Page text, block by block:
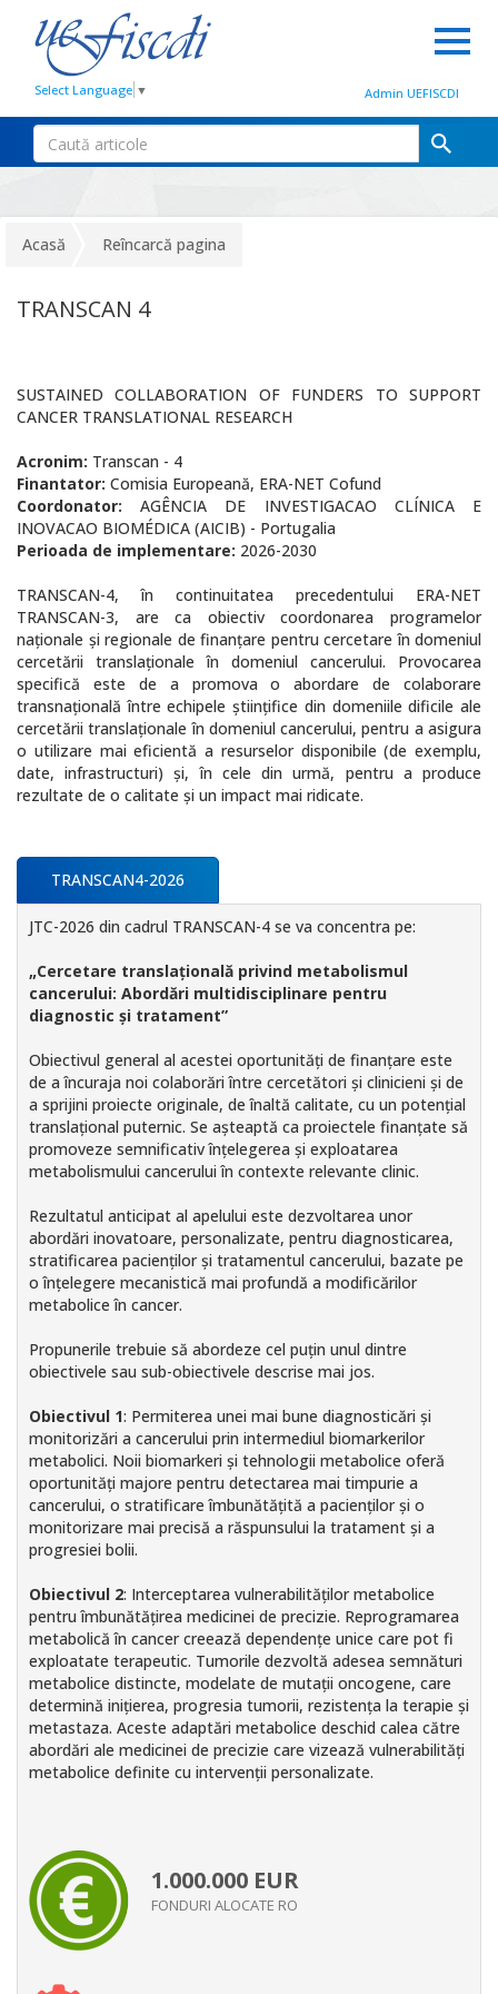
Select Language ▼ Admin UEFISCDI
Acasă Reîncarcă pagina
TRANSCAN 4
SUSTAINED COLLABORATION OF FUNDERS TO SUPPORT
CANCER TRANSLATIONAL RESEARCH
Acronim: Transcan - 4
Finantator: Comisia Europeană, ERA-NET Cofund
Coordonator:
AGÊNCIA DE INVESTIGACAO CLÍNICA E
INOVACAO BIOMÉDICA (AICIB) - Portugalia
Perioada de implementare: 2026-2030
TRANSCAN-4, în continuitatea precedentului ERA-NET
TRANSCAN-3, are ca obiectiv coordonarea programelor
naționale și regionale de finanțare pentru cercetare în domeniul
cercetării translaționale în domeniul cancerului.
Provocarea
specifică este de a promova o abordare de colaborare
transnațională între echipele științifice din domeniile dificile ale
cercetării translaționale în domeniul cancerului, pentru a asigura
o utilizare mai eficientă a resurselor disponibile (de exemplu,
date, infrastructuri) și, în cele din urmă, pentru a produce
rezultate de o calitate și un impact mai ridicate.
TRANSCAN4-2026
JTC-2026 din cadrul TRANSCAN-4 se va concentra pe:
„Cercetare translațională privind metabolismul
cancerului: Abordări multidisciplinare pentru
diagnostic și tratament”
Obiectivul general al acestei oportunități de finanțare este
de a încuraja noi colaborări între cercetători și clinicieni și de
a sprijini proiecte originale, de înaltă calitate, cu un potențial
translațional puternic. Se așteaptă ca proiectele finanțate să
promoveze semnificativ înțelegerea și exploatarea
metabolismului cancerului în contexte relevante clinic.
Rezultatul anticipat al apelului este dezvoltarea unor
abordări inovatoare, personalizate, pentru diagnosticarea,
stratificarea pacienților și tratamentul cancerului, bazate pe
o înțelegere mecanistică mai profundă a modificărilor
metabolice în cancer.
Propunerile trebuie să abordeze cel puțin unul dintre
obiectivele sau sub-obiectivele descrise mai jos.
Obiectivul 1: Permiterea unei mai bune diagnosticări și
monitorizări a cancerului prin intermediul biomarkerilor
metabolici. Noii biomarkeri și tehnologii metabolice oferă
oportunități majore pentru detectarea mai timpurie a
cancerului, o stratificare îmbunătățită a pacienților și o
monitorizare mai precisă a răspunsului la tratament și a
progresiei bolii.
Obiectivul 2: Interceptarea vulnerabilităților metabolice
pentru îmbunătățirea medicinei de precizie. Reprogramarea
metabolică în cancer creează dependențe unice care pot fi
exploatate terapeutic. Tumorile dezvoltă adesea semnături
metabolice distincte, modelate de mutații oncogene, care
determină inițierea, progresia tumorii, rezistența la terapie și
metastaza. Aceste adaptări metabolice deschid calea către
abordări ale medicinei de precizie care vizează vulnerabilități
metabolice definite cu intervenții personalizate.
1.000.000 EUR
FONDURI ALOCATE RO